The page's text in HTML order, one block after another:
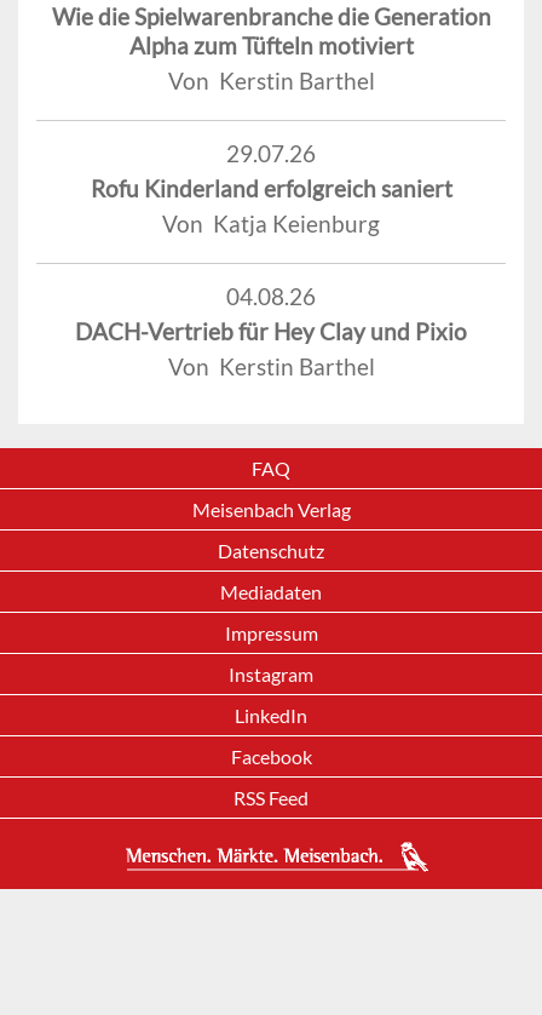
Wie die Spielwarenbranche die Generation
Alpha zum Tüfteln motiviert
Von Kerstin Barthel
29.07.26
Rofu Kinderland erfolgreich saniert
Von Katja Keienburg
04.08.26
DACH-Vertrieb für Hey Clay und Pixio
Von Kerstin Barthel
FAQ
Meisenbach Verlag
Datenschutz
Mediadaten
Impressum
Instagram
LinkedIn
Facebook
RSS Feed